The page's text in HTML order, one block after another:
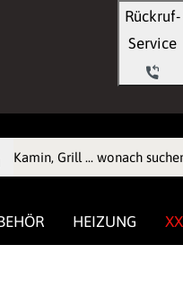
Rückruf-
HEIZUNG